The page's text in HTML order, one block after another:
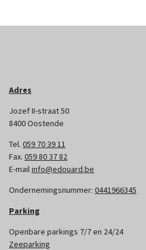
Adres
Jozef II-straat 50
8400 Oostende
Tel. 059 70 39 11
Fax. 059 80 37 82
E-mailinfo@edouard.be
Ondernemingsnummer: 0441966345
Parking
Openbare parkings 7/7 en 24/24
Zeeparking